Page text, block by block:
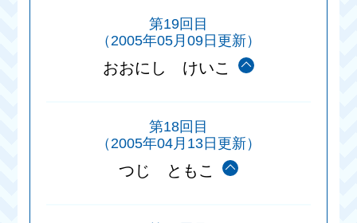
第19回目
（2005年05月09日更新）
おおにし けいこ
第18回目
（2005年04月13日更新）
つじ ともこ